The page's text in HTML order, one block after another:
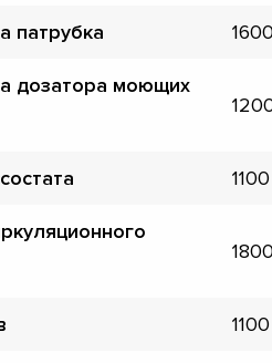
патрубка 1600
дозатора моющих
1100
1800
1100